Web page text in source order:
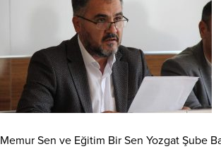
Memur Sen ve Eğitim Bir Sen Yozgat Şube